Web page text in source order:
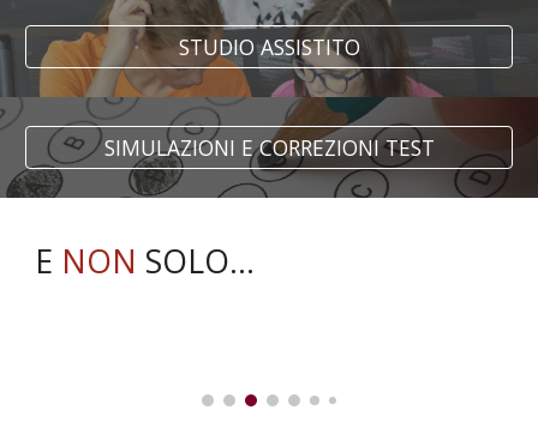
STUDIO ASSISTITO
SIMULAZIONI E CORREZIONI TEST
E NON SOLO...